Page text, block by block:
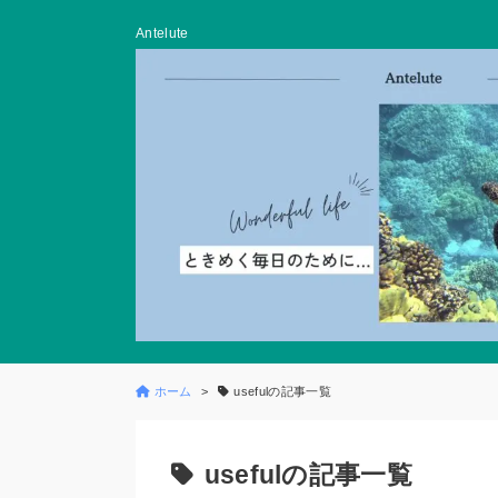
Antelute
ホーム usefulの記事一覧
usefulの記事一覧